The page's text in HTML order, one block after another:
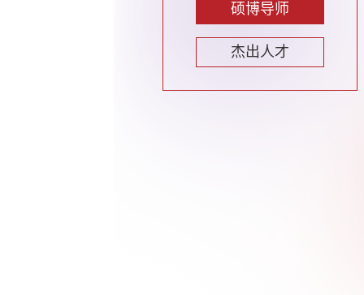
硕博导师
杰出人才